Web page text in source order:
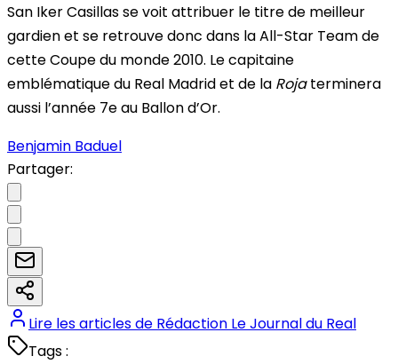
San Iker Casillas se voit attribuer le titre de meilleur
gardien et se retrouve donc dans la All-Star Team de
cette Coupe du monde 2010. Le capitaine
emblématique du Real Madrid et de la Rojaterminera
aussi l’année 7e au Ballon d’Or.
Benjamin Baduel
Partager:
Lire les articles de Rédaction Le Journal du Real
Tags :